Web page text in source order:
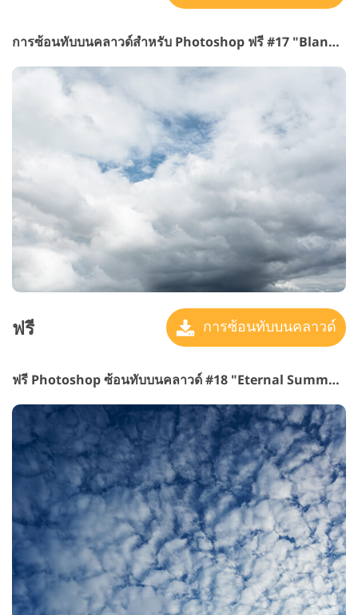
การซ้อนทับบนคลาวด์สำหรับ Photoshop ฟรี #17 "Blanket
ฟรี การซ้อนทับบนคลาวด์
ฟรี Photoshop ซ้อนทับบนคลาวด์ #18 "Eternal Summer"